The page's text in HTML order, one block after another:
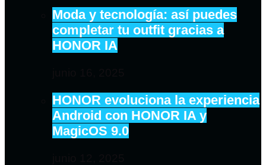
Moda y tecnología: así puedes
completar tu outfit gracias a
HONOR IA
HONOR evoluciona la experiencia
Android con HONOR IA y
MagicOS 9.0